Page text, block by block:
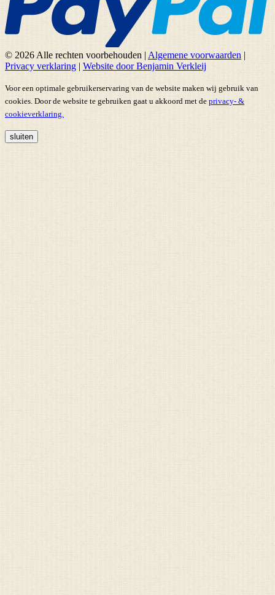
© 2026 Alle rechten voorbehouden | Algemene voorwaarden |
Privacy verklaring | Website door Benjamin Verkleij
Voor een optimale gebruikerservaring van de website maken wij gebruik van
cookies. Door de website te gebruiken gaat u akkoord met de privacy- &
cookieverklaring.
sluiten